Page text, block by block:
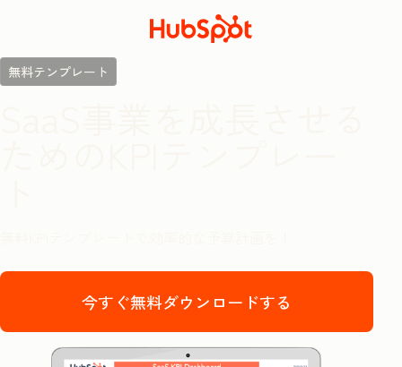
無料テンプレート
今すぐ無料ダウンロードする